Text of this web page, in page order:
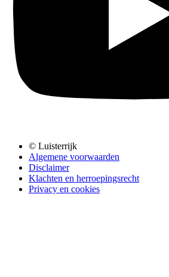
© Luisterrijk
Algemene voorwaarden
Disclaimer
Klachten en herroepingsrecht
Privacy en cookies